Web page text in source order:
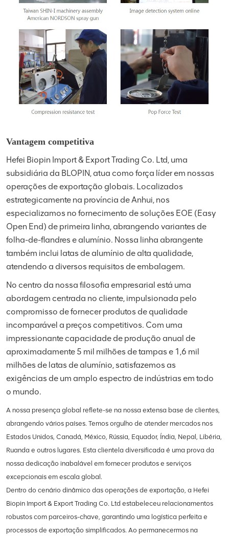
Vantagem competitiva
Hefei Biopin Import & Export Trading Co. Ltd, uma
subsidiária da BLOPIN, atua como força líder em nossas
operações de exportação globais. Localizados
estrategicamente na província de Anhui, nos
especializamos no fornecimento de soluções EOE (Easy
Open End) de primeira linha, abrangendo variantes de
folha-de-flandres e alumínio. Nossa linha abrangente
também inclui latas de alumínio de alta qualidade,
atendendo a diversos requisitos de embalagem.
No centro da nossa filosofia empresarial está uma
abordagem centrada no cliente, impulsionada pelo
compromisso de fornecer produtos de qualidade
incomparável a preços competitivos. Com uma
impressionante capacidade de produção anual de
aproximadamente 5 mil milhões de tampas e 1,6 mil
milhões de latas de alumínio, satisfazemos as
exigências de um amplo espectro de indústrias em todo
o mundo.
A nossa presença global reflete-se na nossa extensa base de clientes,
abrangendo vários países. Temos orgulho de atender mercados nos
Estados Unidos, Canadá, México, Rússia, Equador, Índia, Nepal, Libéria,
Ruanda e outros lugares. Esta clientela diversificada é uma prova da
nossa dedicação inabalável em fornecer produtos e serviços
excepcionais em escala global.
Dentro do cenário dinâmico das operações de exportação, a Hefei
Biopin Import & Export Trading Co. Ltd estabeleceu relacionamentos
robustos com parceiros-chave, garantindo uma logística perfeita e
processos de exportação simplificados. Ao permanecermos na